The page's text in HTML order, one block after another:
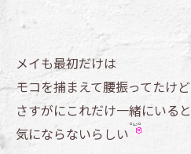
メイも最初だけは
モコを捕まえて腰振ってたけど
さすがにこれだけ一緒にいると
気にならないらしい